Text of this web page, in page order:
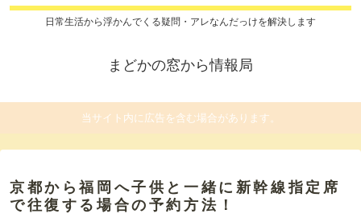
日常生活から浮かんでくる疑問・アレなんだっけを解決します
まどかの窓から情報局
当サイト内に広告を含む場合があります。
京都から福岡へ子供と一緒に新幹線指定席
で往復する場合の予約方法！